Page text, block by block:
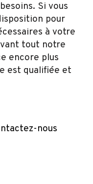
Si vous
pour
à votre
tout notre
encore plus
est qualifiée et
nous